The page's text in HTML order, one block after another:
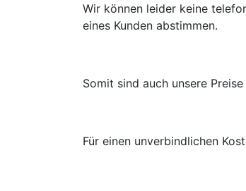
Wir können leider keine
eines Kunden abstimmen.
Somit sind auch unsere
Für einen unverbindlichen